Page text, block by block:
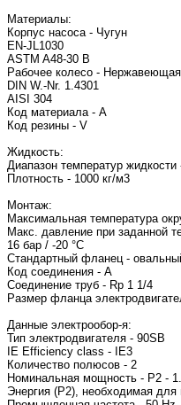
Материалы:
Корпус насоса - Чугун
EN-JL1030
ASTM A48-30 B
Рабочее колесо -
DIN W.-Nr. 1.4301
AISI 304
Код материала - A
Код резины - V
Жидкость:
Диапазон температур жидкости
Плотность - 1000 кг/м3
Монтаж:
Максимальная температура
Макс. давление при заданной
16 бар / -20 °C
Стандартный фланец -
Код соединения - A
Соединение труб - Rp 1 1/4
Размер фланца
Данные электрообор-я:
Тип
IE Efficiency class - IE3
Количество полюсов - 2
Номинальная мощность - P2 -
Энергия (Р2), необходимая для